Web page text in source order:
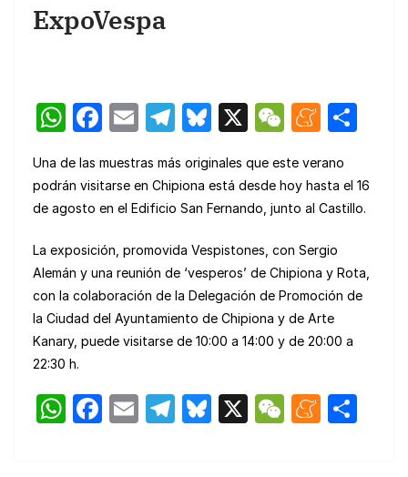
ExpoVespa
W
at
s
p
p
F
c
e
o
o
k
E
ail
T
e
gr
m
Bl
e
s
y
X
W
C
h
M
n
e
m
e
m
p
tir
Una de las muestras más originales que este verano
podrán visitarse en Chipiona está desde hoy hasta el 16
de agosto en el Edificio San Fernando, junto al Castillo.
La exposición, promovida Vespistones, con Sergio
Alemán y una reunión de ‘vesperos’ de Chipiona y Rota,
con la colaboración de la Delegación de Promoción de
la Ciudad del Ayuntamiento de Chipiona y de Arte
Kanary, puede visitarse de 10:00 a 14:00 y de 20:00 a
22:30 h.
W F
E
T
Bl X
W M